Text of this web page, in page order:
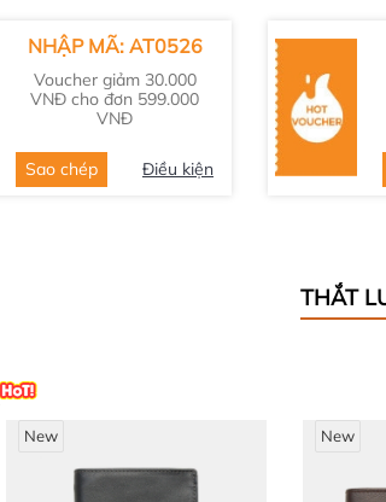
NHẬP MÃ: AT0526
Voucher giảm 30.000
VNĐ cho đơn 599.000
VNĐ
Sao chép Điều kiện
THẮT
New New